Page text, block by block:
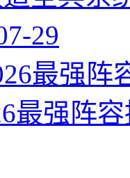
29
最强
最强阵